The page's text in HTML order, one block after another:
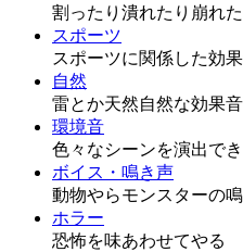
割ったり潰れたり崩れ
スポーツ
スポーツに関係した効
自然
雷とか天然自然な効果音
環境音
色々なシーンを演出で
ボイス・鳴き声
動物やらモンスターの
ホラー
恐怖を味あわせてやる